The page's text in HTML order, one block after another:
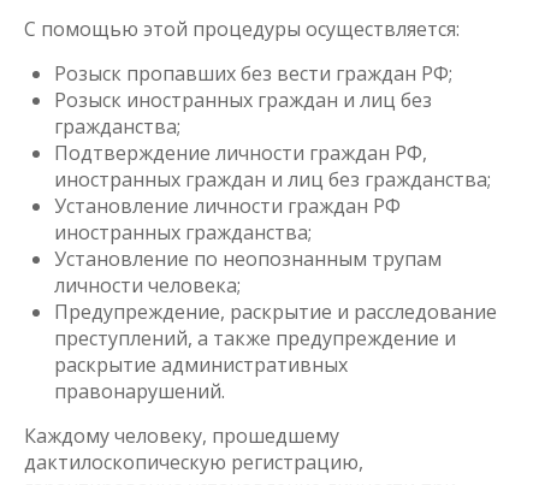
С помощью этой процедуры осуществляется:
Розыск пропавших без вести граждан РФ;
Розыск иностранных граждан и лиц без
гражданства;
Подтверждение личности граждан РФ,
иностранных граждан и лиц без гражданства;
Установление личности граждан РФ
иностранных гражданства;
Установление по неопознанным трупам
личности человека;
Предупреждение, раскрытие и расследование
преступлений, а также предупреждение и
раскрытие административных
правонарушений.
Каждому человеку, прошедшему
дактилоскопическую регистрацию,